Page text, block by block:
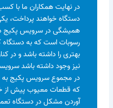
در نهایت همکاران ما با
دستگاه خواهند پرداخت،
همیشگی در سرویس پکیج
رسوبات است که به دستگاه
بهتری را داشته باشد و در
نیز وجود داشته باشد
در مجموع سرویس پکیج
که قطعات معیوب پیش از
آوردن مشکل در دستگاه